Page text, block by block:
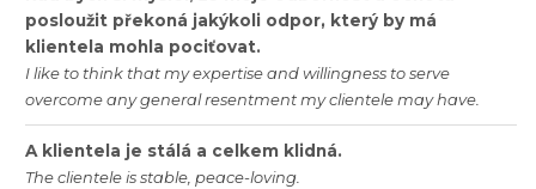
posloužit překoná jakýkoli odpor, který by má
klientela mohla pociťovat.
Iliketothinkthatmyexpertiseandwillingnesstoserve
overcomeanygeneralresentmentmyclientelemayhave.
A klientela je stálá a celkem klidná.
Theclienteleisstable, peace-loving.